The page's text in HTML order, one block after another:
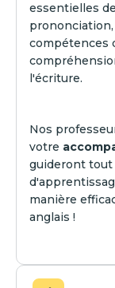
essentielles
compétences
l'écriture.
Nos
votre
guideront tout
manière
anglais !